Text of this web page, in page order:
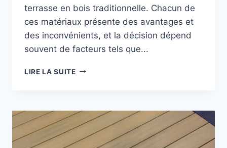
terrasse en bois traditionnelle. Chacun de
ces matériaux présente des avantages et
des inconvénients, et la décision dépend
souvent de facteurs tels que...
LIRE LA SUITETERRASSE
EN
BOIS
QUEL
EST